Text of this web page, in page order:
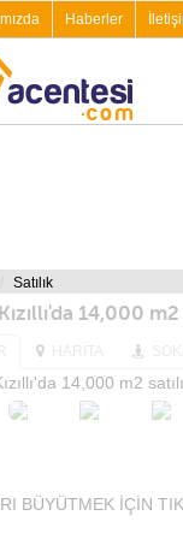
Haberler
Satılık
14,000 m2
BÜYÜTMEK İÇİN